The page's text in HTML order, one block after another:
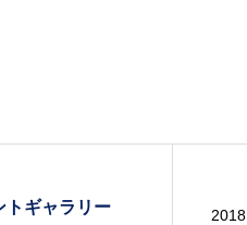
トギャラリー
2018